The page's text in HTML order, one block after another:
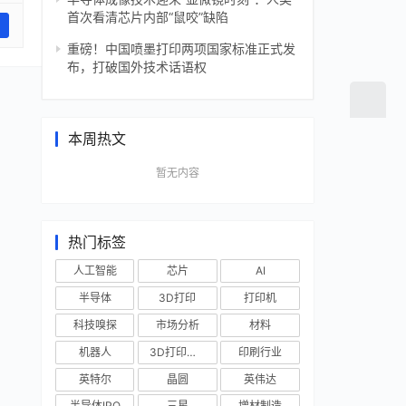
首次看清芯片内部“鼠咬”缺陷
重磅！中国喷墨打印两项国家标准正式发
布，打破国外技术话语权
本周热文
暂无内容
热门标签
人工智能 芯片
AI
半导体
3D打印
打印机
科技嗅探
市场分析
材料
机器人
3D打印技术
印刷行业
英特尔
晶圆
英伟达